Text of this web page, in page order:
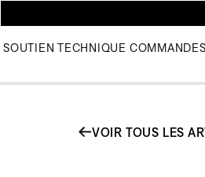
SOUTIEN TECHNIQUE COMMANDES
VOIR TOUS LES